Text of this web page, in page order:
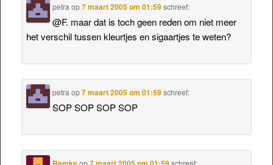
petra op7 maart 2005 om 01:59 schreef:
@F. maar dat is toch geen reden om niet meer
het verschil tussen kleurtjes en sigaartjes te weten?
petra op7 maart 2005 om 01:59 schreef:
SOP SOP SOP SOP